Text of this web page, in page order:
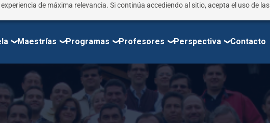
de máxima relevancia. Si continúa accediendo al sitio, acepta el uso de las
Maestrías Programas Profesores Perspectiva Contacto